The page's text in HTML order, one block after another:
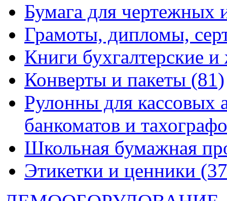
Бумага для чертежных
Грамоты, дипломы,
Книги бухгалтерские
Конверты и пакеты (81)
Рулонны для кассовых
банкоматов и
Школьная бумажная
Этикетки и ценники